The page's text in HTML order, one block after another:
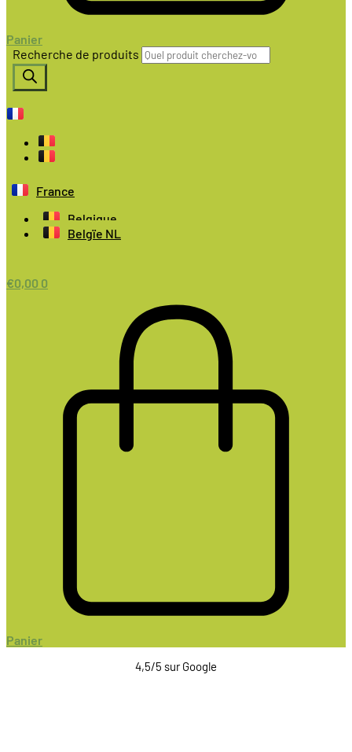
Panier
Recherche de produits
France
Belgique
Belgïe NL
€0,00 0
Panier
4,5/5 sur Google